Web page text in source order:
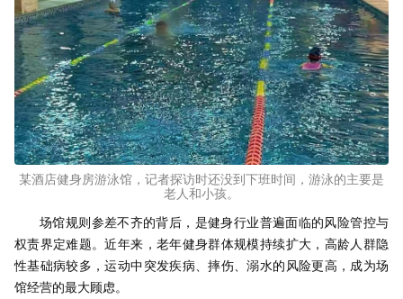
某酒店健身房游泳馆，记者探访时还没到下班时间，游泳的主要是
老人和小孩。
场馆规则参差不齐的背后，是健身行业普遍面临的风险管控与
权责界定难题。近年来，老年健身群体规模持续扩大，高龄人群隐
性基础病较多，运动中突发疾病、摔伤、溺水的风险更高，成为场
馆经营的最大顾虑。